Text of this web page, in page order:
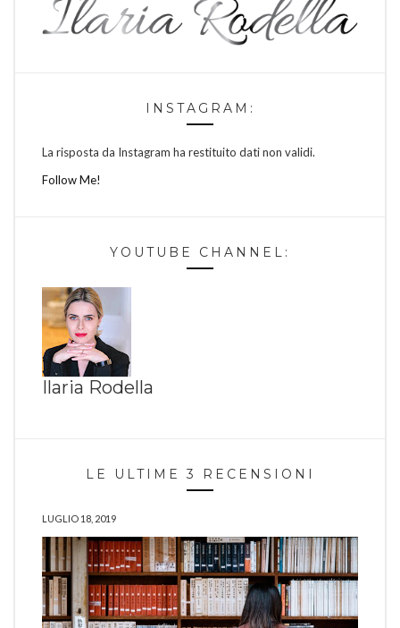
INSTAGRAM:
La risposta da Instagram ha restituito dati non validi.
Follow Me!
YOUTUBE CHANNEL:
Ilaria Rodella
LE ULTIME 3 RECENSIONI
LUGLIO 18, 2019